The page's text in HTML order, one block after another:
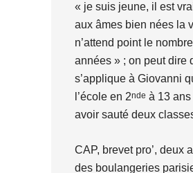
« je suis jeune, il est
aux âmes bien nées la
n’attend point le
années » ; on peut dire
s’applique à Giovanni
l’école en 2nde à 13
avoir sauté deux
CAP, brevet pro’, deux
des boulangeries